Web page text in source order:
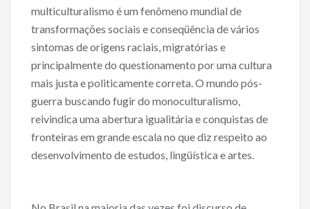
e
b
o
o
k
itt
er
ai
l
ar
e
multiculturalismo é um fenômeno mundial de
transformações sociais e conseqüência de vários
sintomas de origens raciais, migratórias e
principalmente do questionamento por uma cultura
mais justa e politicamente correta. O mundo pós-
guerra buscando fugir do monoculturalismo,
reivindica uma abertura igualitária e conquistas de
fronteiras em grande escala no que diz respeito ao
desenvolvimento de estudos, lingüística e artes.